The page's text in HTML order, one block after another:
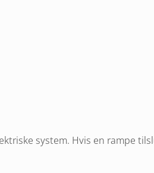
system. Hvis en rampe